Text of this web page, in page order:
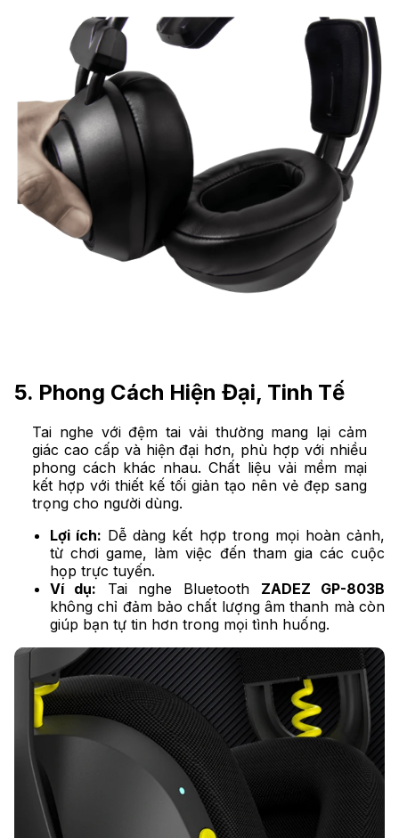
5. Phong Cách Hiện Đại, Tinh Tế
Tai nghe với đệm tai vải thường mang lại cảm
giác cao cấp và hiện đại hơn, phù hợp với nhiều
phong cách khác nhau. Chất liệu vải mềm mại
kết hợp với thiết kế tối giản tạo nên vẻ đẹp sang
trọng cho người dùng.
Lợi ích: Dễ dàng kết hợp trong mọi hoàn cảnh,
từ chơi game, làm việc đến tham gia các cuộc
họp trực tuyến.
Ví dụ: Tai nghe Bluetooth ZADEZ GP-803B
không chỉ đảm bảo chất lượng âm thanh mà còn
giúp bạn tự tin hơn trong mọi tình huống.